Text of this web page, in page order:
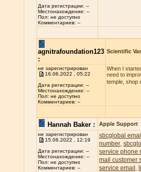
Дата регистрации: --
Местонахождение: --
Пол: не доступно
Комментариев: --
agnitrafoundation123
:
Scientific
не зарегистрирован
16.06.2022 , 05:22
Дата регистрации: --
Местонахождение: --
Пол: не доступно
Комментариев: --
When I
need to
temple, shop
Hannah Baker : Apple Support
не зарегистрирован
15.06.2022 , 12:19
Дата регистрации: --
Местонахождение: --
Пол: не доступно
Комментариев: --
sbcglobal
number
service phone
mail customer
service email